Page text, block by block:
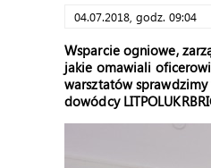
04.07.2018, godz. 09:04
Wsparcie ogniowe,
jakie omawiali
warsztatów
dowódcy